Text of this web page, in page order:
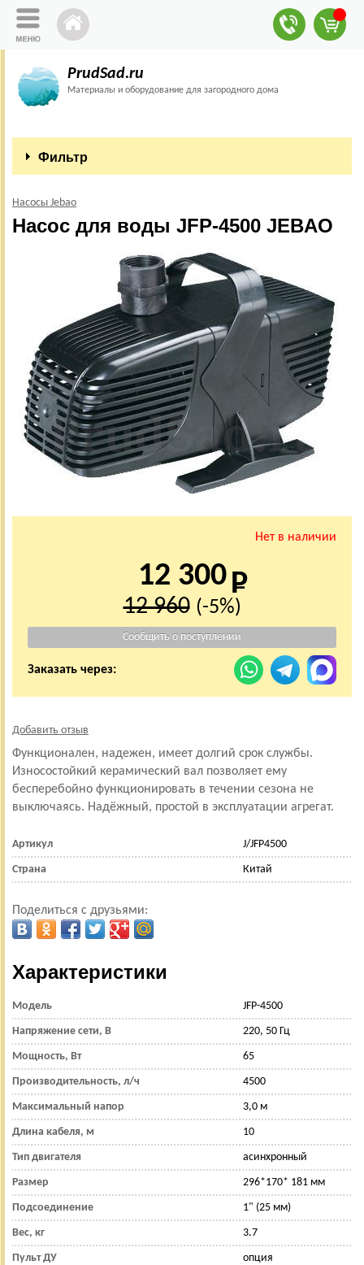
PrudSad.ru
Материалы и оборудование для загородного дома
Фильтр
Насосы Jebao
Насос для воды JFP-4500 JEBAO
Нет в наличии
12 300
12 960 (-5%)
Заказать через:
Добавить отзыв
Функционален, надежен, имеет долгий срок службы.
Износостойкий керамический вал позволяет ему
бесперебойно функционировать в течении сезона не
выключаясь. Надёжный, простой в эксплуатации агрегат.
Артикул J/JFP4500
Страна Китай
Поделиться с друзьями:
Характеристики
Модель JFP-4500
Напряжение сети, В 220, 50 Гц
Мощность, Вт 65
Производительность, л/ч 4500
Максимальный напор 3,0 м
Длина кабеля, м 10
Тип двигателя асинхронный
Размер 296*170* 181 мм
Подсоединение 1" (25 мм)
Вес, кг 3.7
Пульт ДУ опция